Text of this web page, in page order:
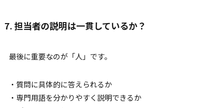
7. 担当者の説明は一貫しているか？
最後に重要なのが「人」です。
・質問に具体的に答えられるか
・専門用語を分かりやすく説明できるか